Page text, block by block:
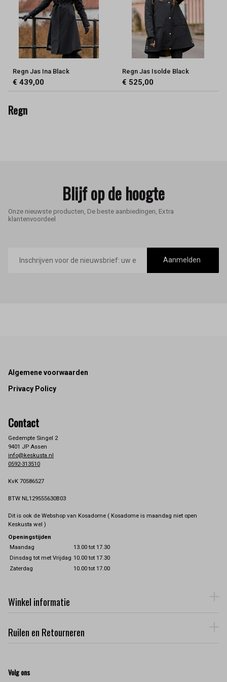
Regn Jas Ina Black
€ 439,00
Regn Jas Isolde Black
€ 525,00
Regn
Blijf op de hoogte
Onze nieuwste producten, De beste aanbiedingen, Extra
klantenvoordeel
mailadres
Aanmelden
Footer
Algemene voorwaarden
Privacy Policy
Contact
Gedempte Singel 2
9401 JP Assen
info@keskusta.nl
0592-313510
KvK 70586527
BTW NL129555630B03
Dit is ook de Webshop van Kosadome ( Kosadome is maandag niet open
Keskusta wel )
Openingstijden
Maandag
13.00 tot 17.30
Dinsdag tot met Vrijdag 10.00 tot 17.30
Zaterdag
10.00 tot 17.00
Winkel informatie
Ruilen en Retourneren
Volg ons